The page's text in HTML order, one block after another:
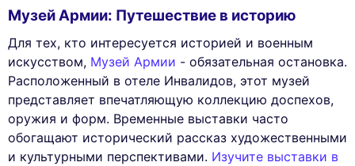
Музей Армии: Путешествие в историю
Для тех, кто интересуется историей и военным
искусством, Музей Армии - обязательная остановка.
Расположенный в отеле Инвалидов, этот музей
представляет впечатляющую коллекцию доспехов,
оружия и форм. Временные выставки часто
обогащают исторический рассказ художественными
и культурными перспективами. Изучите выставки в